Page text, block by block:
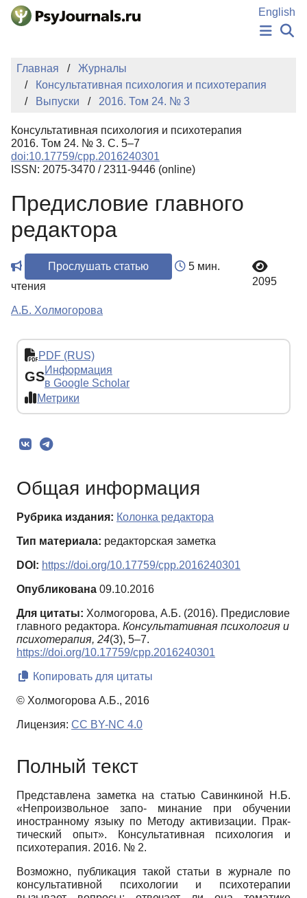
Перейти к основному содержанию
English
НОВОСТИ
АВТОРЫ
КЛЮЧЕВЫЕ СЛОВА
Регистрация
Главная
Журналы
Консультативная психология и психотерапия
Выпуски
2016. Том 24. № 3
Консультативная психология и психотерапия
2016. Том 24. № 3. С. 5–7
doi:10.17759/cpp.2016240301
ISSN: 2075-3470 / 2311-9446 (online)
Предисловие главного
редактора
Прослушать статью
5 мин.
чтения
2095
А.Б. Холмогорова
PDF (RUS)
GSИнформация
в Google Scholar
Метрики
Общая информация
Рубрика издания: Колонка редактора
Тип материала: редакторская заметка
DOI: https://doi.org/10.17759/cpp.2016240301
Опубликована 09.10.2016
Для цитаты: Холмогорова, А.Б. (2016). Предисловие
главного редактора. Консультативная психология и
психотерапия, 24(3), 5–7.
https://doi.org/10.17759/cpp.2016240301
Копировать для цитаты
© Холмогорова А.Б., 2016
Лицензия: CC BY-NC 4.0
Полный текст
Представлена заметка на статью Савинкиной Н.Б.
«Непроизвольное запо- минание при обучении
иностранному языку по Методу активизации. Прак-
тический опыт». Консультативная психология и
психотерапия. 2016. № 2.
Возможно, публикация такой статьи в журнале по
консультативной психологии и психотерапии